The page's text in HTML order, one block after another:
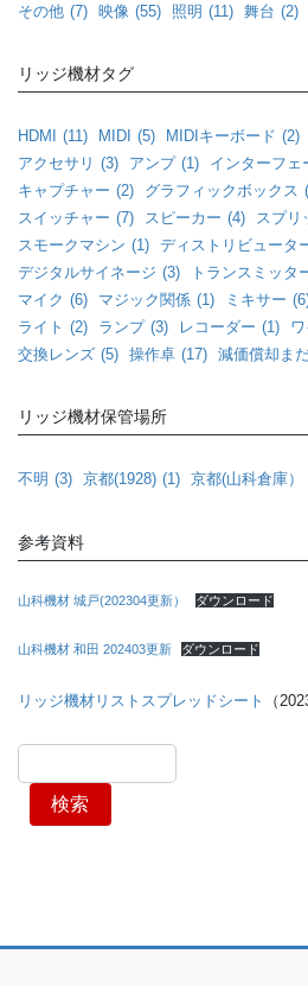
その他 (7) 映像 (55) 照明 (11) 舞台 (2)
リッジ機材タグ
HDMI (11) MIDI (5) MIDIキーボード (2)
アクセサリ (3) アンプ (1) インターフェ
キャプチャー (2) グラフィックボックス
スイッチャー (7) スピーカー (4) スプリ
スモークマシン (1) ディストリビュータ
デジタルサイネージ (3) トランスミッタ
マイク (6) マジック関係 (1) ミキサー
ライト (2) ランプ (3) レコーダー (1)
交換レンズ (5) 操作卓 (17) 減価償却ま
リッジ機材保管場所
不明 (3) 京都(1928) (1) 京都(山科倉庫）
参考資料
山科機材 城戸(202304更新） ダウンロード
山科機材 和田 202403更新 ダウンロード
リッジ機材リストスプレッドシート （
検索